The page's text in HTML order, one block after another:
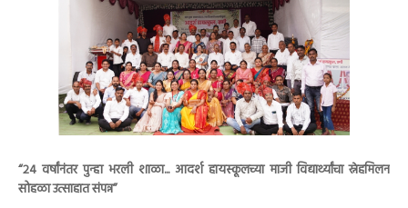
“२४ वर्षांनंतर पुन्हा भरली शाळा... आदर्श हायस्कूलच्या माजी विद्यार्थ्यांचा स्नेहमिलन
सोहळा उत्साहात संपन्न”